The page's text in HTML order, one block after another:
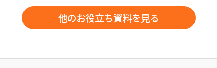
他のお役立ち資料を見る